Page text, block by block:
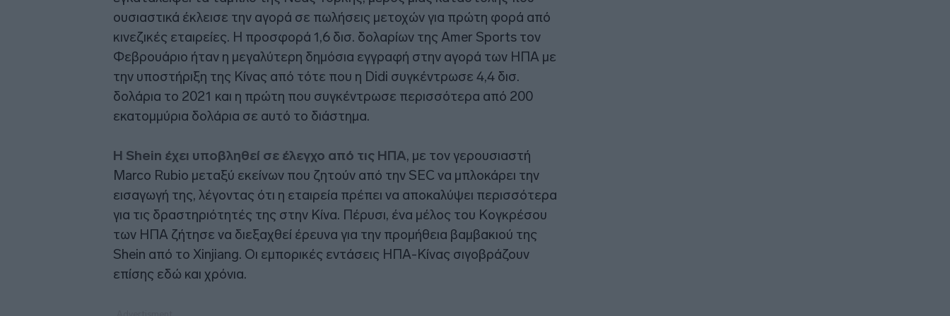
ουσιαστικά έκλεισε την αγορά σε πωλήσεις μετοχών για πρώτη φορά από
κινεζικές εταιρείες. Η προσφορά 1,6 δισ. δολαρίων της Amer Sports τον
Φεβρουάριο ήταν η μεγαλύτερη δημόσια εγγραφή στην αγορά των ΗΠΑ με
την υποστήριξη της Κίνας από τότε που η Didi συγκέντρωσε 4,4 δισ.
δολάρια το 2021 και η πρώτη που συγκέντρωσε περισσότερα από 200
εκατομμύρια δολάρια σε αυτό το διάστημα.
Η Shein έχει υποβληθεί σε έλεγχο από τις ΗΠΑ, με τον γερουσιαστή
Marco Rubio μεταξύ εκείνων που ζητούν από την SEC να μπλοκάρει την
εισαγωγή της, λέγοντας ότι η εταιρεία πρέπει να αποκαλύψει περισσότερα
για τις δραστηριότητές της στην Κίνα. Πέρυσι, ένα μέλος του Κογκρέσου
των ΗΠΑ ζήτησε να διεξαχθεί έρευνα για την προμήθεια βαμβακιού της
Shein από το Xinjiang. Οι εμπορικές εντάσεις ΗΠΑ-Κίνας σιγοβράζουν
επίσης εδώ και χρόνια.